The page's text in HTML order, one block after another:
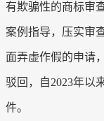
有欺骗性的商标审
案例指导，压实审
面弄虚作假的申请
驳回，自2023年以
件。